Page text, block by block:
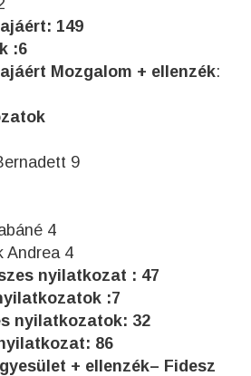
149
:6
Mozgalom + ellenzék:
9
4
Andrea 4
nyilatkozat : 47
:7
nyilatkozatok: 32
86
+ ellenzék– Fidesz